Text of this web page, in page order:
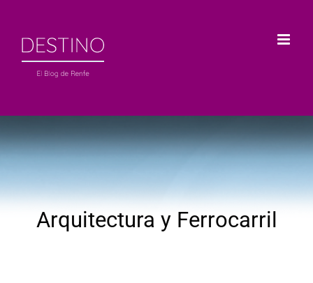
contenido
Arquitectura y Ferrocarril